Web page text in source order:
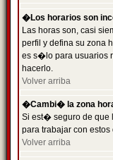
�Los horarios son
Las horas son, casi
perfil y defina su zona
es s�lo para usuarios
hacerlo.
Volver arriba
�Cambi� la zona
Si est� seguro de que
para trabajar con estos
Volver arriba